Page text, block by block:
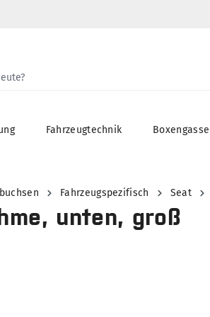
Fahrzeugtechnik Boxengasse
Fahrzeugspezifisch Seat
unten, groß